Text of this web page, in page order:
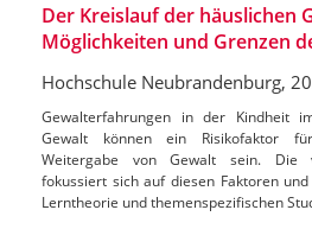
Der Kreislauf der häuslichen
Möglichkeiten und Grenzen
Hochschule Neubrandenburg,
Gewalterfahrungen in der Kindheit
Gewalt können ein Risikofaktor
Weitergabe von Gewalt sein. Die
fokussiert sich auf diesen Faktoren
Lerntheorie und themenspezifischen